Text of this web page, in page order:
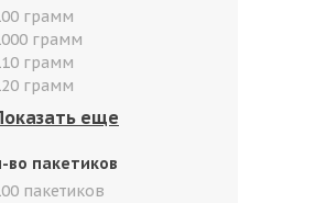
грамм
грамм
грамм
грамм
во пакетиков
пакетиков